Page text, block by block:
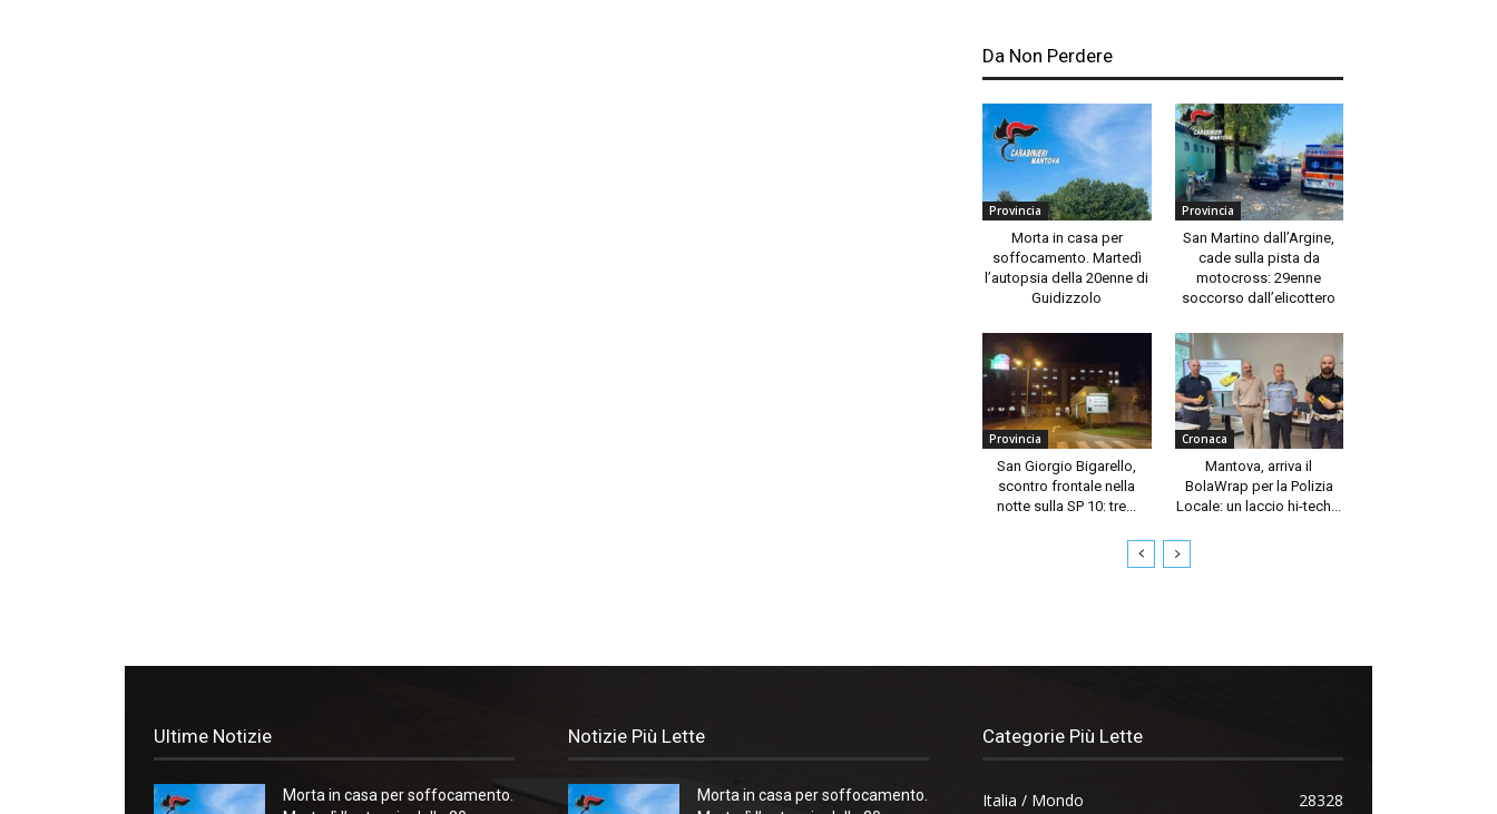
Da Non Perdere
Provincia
Morta in casa per
soffocamento. Martedì
l’autopsia della 20enne di
Guidizzolo
Provincia
San Martino dall’Argine,
cade sulla pista da
motocross: 29enne
soccorso dall’elicottero
Provincia
San Giorgio Bigarello,
scontro frontale nella
notte sulla SP 10: tre...
Cronaca
Mantova, arriva il
BolaWrap per la Polizia
Locale: un laccio hi-tech...
Ultime Notizie
Morta in casa per soffocamento.
Notizie Più Lette
Morta in casa per soffocamento.
Categorie Più Lette
Italia / Mondo 28328